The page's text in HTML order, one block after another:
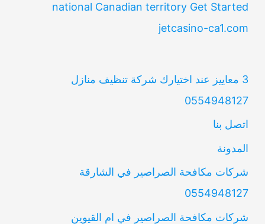
national Canadian territory Get Started
jetcasino-ca1.com
3 معاييز عند اختيارك شركة تنظيف منازل
0554948127
اتصل بنا
المدونة
شركات مكافحة الصراصير في الشارقة
0554948127
شركات مكافحة الصراصير في ام القيوين